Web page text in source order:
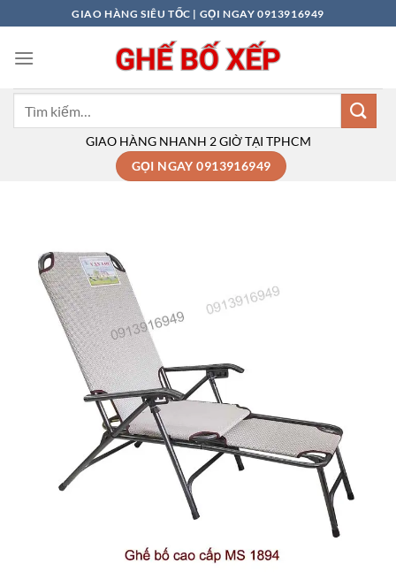
qua
nội
GIAO HÀNG SIÊU TỐC | GỌI NGAY 0913916949
GIAO HÀNG NHANH 2 GIỜ TẠI TPHCM
GỌI NGAY 0913916949